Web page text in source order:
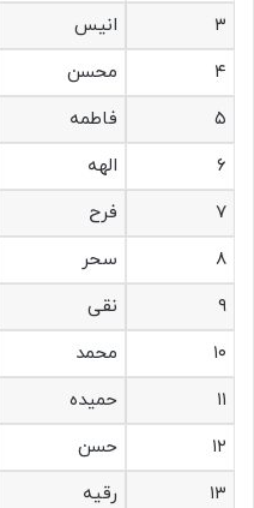
۳
انیس
۴
محسن
۵
فاطمه
۶
الهه
۷
فرح
۸
سحر
۹
نقی
۱۰
محمد
۱۱
حمیده
۱۲
حسن
۱۳
رقیه